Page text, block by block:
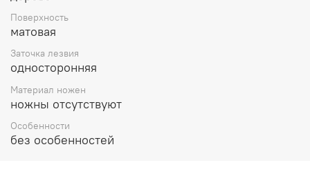
мы доставим его Вам, достаточно сделать заказ на
нашем сайте.
Поверхность
матовая
Заточка лезвия
односторонняя
Материал ножен
ножны отсутствуют
Особенности
без особенностей